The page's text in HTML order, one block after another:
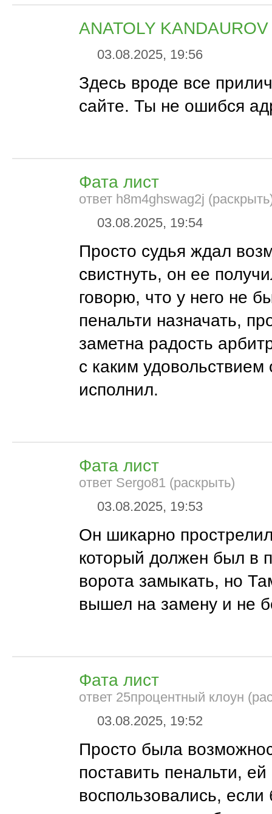
ANATOLY KANDAUROV
03.08.2025, 19:56
Здесь вроде все
сайте. Ты не ошибся
Фата лист
ответ h8m4ghswag2j
03.08.2025, 19:54
Просто судья ждал
свистнуть, он ее
говорю, что у него не
пенальти назначать,
заметна радость
с каким удовольствием
исполнил.
Фата лист
ответ Sergo81 (раскрыть)
03.08.2025, 19:53
Он шикарно
который должен был в
ворота замыкать, но
вышел на замену и не
Фата лист
ответ 25процентный клоун
03.08.2025, 19:52
Просто была
поставить пенальти, ей
воспользовались, если